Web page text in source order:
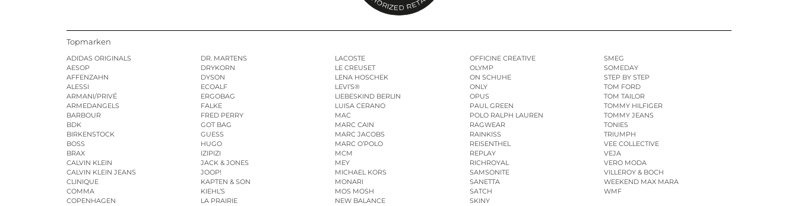
Topmarken
ADIDAS ORIGINALS
AESOP
AFFENZAHN
ALESSI
ARMANI/PRIVÉ
ARMEDANGELS
BARBOUR
BDK
BIRKENSTOCK
BOSS
BRAX
CALVIN KLEIN
CALVIN KLEIN JEANS
CLINIQUE
COMMA
COPENHAGEN
DR. MARTENS
DRYKORN
DYSON
ECOALF
ERGOBAG
FALKE
FRED PERRY
GOT BAG
GUESS
HUGO
IZIPIZI
JACK & JONES
JOOP!
KAPTEN & SON
KIEHL’S
LA PRAIRIE
LACOSTE
LE CREUSET
LENA HOSCHEK
LEVI’S®
LIEBESKIND BERLIN
LUISA CERANO
MAC
MARC CAIN
MARC JACOBS
MARC O’POLO
MCM
MEY
MICHAEL KORS
MONARI
MOS MOSH
NEW BALANCE
OFFICINE CREATIVE
OLYMP
ON SCHUHE
ONLY
OPUS
PAUL GREEN
POLO RALPH LAUREN
RAGWEAR
RAINKISS
REISENTHEL
REPLAY
RICHROYAL
SAMSONITE
SANETTA
SATCH
SKINY
SMEG
SOMEDAY
STEP BY STEP
TOM FORD
TOM TAILOR
TOMMY HILFIGER
TOMMY JEANS
TONIES
TRIUMPH
VEE COLLECTIVE
VEJA
VERO MODA
VILLEROY & BOCH
WEEKEND MAX MARA
WMF